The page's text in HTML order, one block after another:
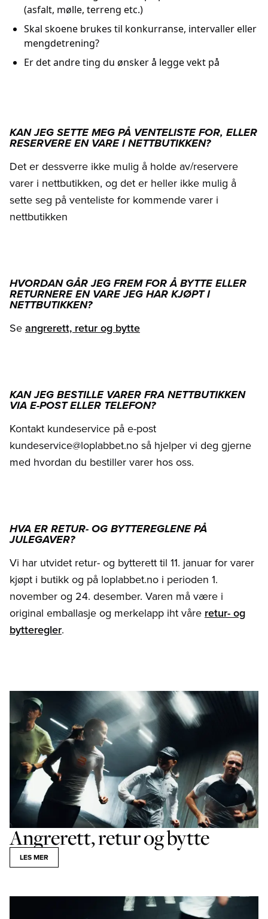
(asfalt, mølle, terreng etc.)
Skal skoene brukes til konkurranse, intervaller eller
mengdetrening?
Er det andre ting du ønsker å legge vekt på
KAN JEG SETTE MEG PÅ VENTELISTE FOR, ELLER
RESERVERE EN VARE I NETTBUTIKKEN?
Det er dessverre ikke mulig å holde av/reservere
varer i nettbutikken, og det er heller ikke mulig å
sette seg på venteliste for kommende varer i
nettbutikken
HVORDAN GÅR JEG FREM FOR Å BYTTE ELLER
RETURNERE EN VARE JEG HAR KJØPT I
NETTBUTIKKEN?
Seangrerett, retur og bytte
KAN JEG BESTILLE VARER FRA NETTBUTIKKEN
VIA E-POST ELLER TELEFON?
Kontakt kundeservice på e-post
kundeservice@loplabbet.no så hjelper vi deg gjerne
med hvordan du bestiller varer hos oss.
HVA ER RETUR- OG BYTTEREGLENE PÅ
JULEGAVER?
Vi har utvidet retur- og bytterett til 11. januar for varer
kjøpt i butikk og på loplabbet.no i perioden 1.
november og 24. desember. Varen må være i
original emballasje og merkelapp iht våre retur- og
bytteregler.
Angrerett, retur og bytte
LES MER